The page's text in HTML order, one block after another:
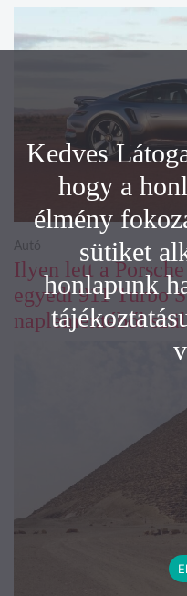
Ilyen lett a
egyedi 911 Turbo
naplementéből
Autó
Kedves
hogy a
élmény
sütiket
honlapunk